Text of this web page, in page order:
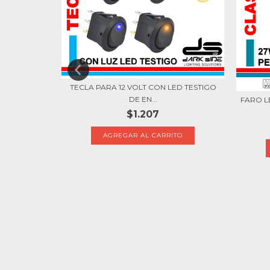
TECLA PARA 12 VOLT CON LED TESTIGO
DE EN...
$1.207
AGREGAR AL CARRITO
FARO